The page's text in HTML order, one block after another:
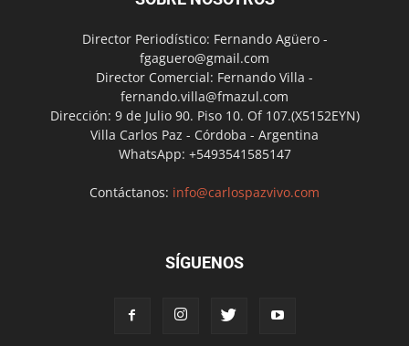
Director Periodístico: Fernando Agüero -
fgaguero@gmail.com
Director Comercial: Fernando Villa -
fernando.villa@fmazul.com
Dirección: 9 de Julio 90. Piso 10. Of 107.(X5152EYN)
Villa Carlos Paz - Córdoba - Argentina
WhatsApp: +5493541585147
Contáctanos: info@carlospazvivo.com
SÍGUENOS